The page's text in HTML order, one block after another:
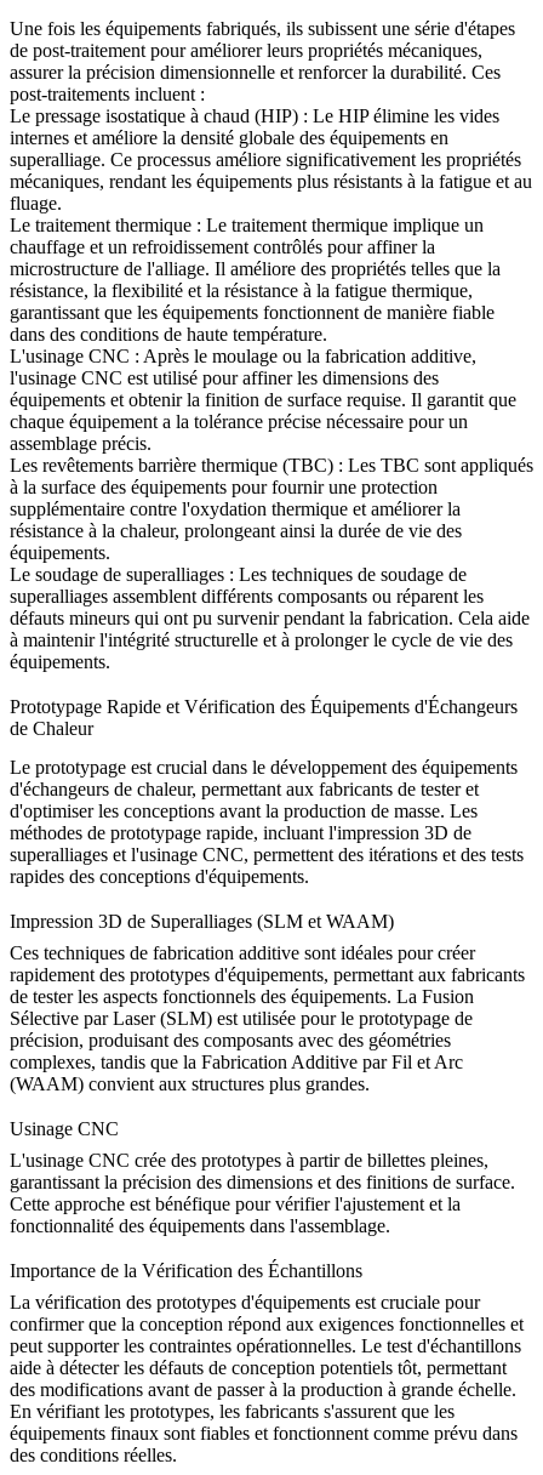
Une fois les équipements fabriqués, ils subissent une série d'étapes
de post-traitement pour améliorer leurs propriétés mécaniques,
assurer la précision dimensionnelle et renforcer la durabilité. Ces
post-traitements incluent :
Le pressage isostatique à chaud (HIP) : Le HIPélimine les vides
internes et améliore la densité globale des équipements en
superalliage. Ce processus améliore significativement les propriétés
mécaniques, rendant les équipements plus résistants à la fatigue et au
fluage.
Le traitement thermique : Le traitement thermique implique un
chauffage et un refroidissement contrôlés pour affiner la
microstructure de l'alliage. Il améliore des propriétés telles que la
résistance, la flexibilité et la résistance à la fatigue thermique,
garantissant que les équipements fonctionnent de manière fiable
dans des conditions de haute température.
L'usinage CNC : Après le moulage ou la fabrication additive,
l'usinage CNC est utilisé pour affiner les dimensions des
équipements et obtenir la finition de surface requise. Il garantit que
chaque équipement a la tolérance précise nécessaire pour un
assemblage précis.
Les revêtements barrière thermique (TBC) : Les TBC sont appliqués
à la surface des équipements pour fournir une protection
supplémentaire contre l'oxydation thermique et améliorer la
résistance à la chaleur, prolongeant ainsi la durée de vie des
équipements.
Le soudage de superalliages : Les techniques de soudage de
superalliages assemblent différents composants ou réparent les
défauts mineurs qui ont pu survenir pendant la fabrication. Cela aide
à maintenir l'intégrité structurelle et à prolonger le cycle de vie des
équipements.
Prototypage Rapide et Vérification des Équipements d'Échangeurs
de Chaleur
Le prototypage est crucial dans le développement des équipements
d'échangeurs de chaleur, permettant aux fabricants de tester et
d'optimiser les conceptions avant la production de masse. Les
méthodes de prototypage rapide, incluant l'impression 3D de
superalliages et l'usinage CNC, permettent des itérations et des tests
rapides des conceptions d'équipements.
Impression 3D de Superalliages (SLM et WAAM)
Ces techniques de fabrication additive sont idéales pour créer
rapidement des prototypes d'équipements, permettant aux fabricants
de tester les aspects fonctionnels des équipements. La Fusion
Sélective par Laser (SLM) est utilisée pour le prototypage de
précision, produisant des composants avec des géométries
complexes, tandis que la Fabrication Additive par Fil et Arc
(WAAM) convient aux structures plus grandes.
Usinage CNC
L'usinage CNC crée des prototypes à partir de billettes pleines,
garantissant la précision des dimensions et des finitions de surface.
Cette approche est bénéfique pour vérifier l'ajustement et la
fonctionnalité des équipements dans l'assemblage.
Importance de la Vérification des Échantillons
La vérification des prototypes d'équipements est cruciale pour
confirmer que la conception répond aux exigences fonctionnelles et
peut supporter les contraintes opérationnelles. Le test d'échantillons
aide à détecter les défauts de conception potentiels tôt, permettant
des modifications avant de passer à la production à grande échelle.
En vérifiant les prototypes, les fabricants s'assurent que les
équipements finaux sont fiables et fonctionnent comme prévu dans
des conditions réelles.